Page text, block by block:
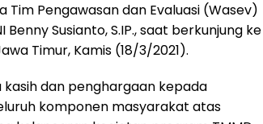
Tim Pengawasan dan Evaluasi (Wasev)
Benny Susianto, S.IP., saat berkunjung ke
Timur, Kamis (18/3/2021).
dan penghargaan kepada
komponen masyarakat atas